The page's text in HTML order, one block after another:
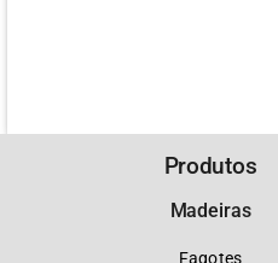
Produtos
Madeiras
Fagotes